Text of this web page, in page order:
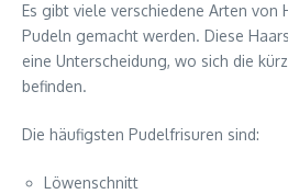
Es gibt viele verschiedene Arten von
Pudeln gemacht werden. Diese
eine Unterscheidung, wo sich die
befinden.
Die häufigsten Pudelfrisuren sind:
Löwenschnitt